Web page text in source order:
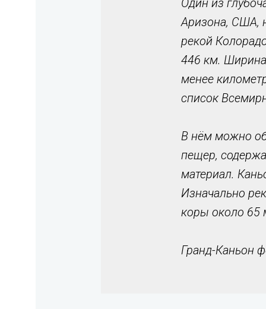
Один из
Аризона, США,
рекой
446 км. Ширина
менее
список
В нём можно
пещер,
материал.
Изначально
коры около 65
Гранд-Каньон